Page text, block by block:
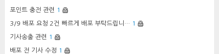
포인트 충전 관련 1
3/9 배포 요청 2건 빠르게 배포 부탁드립니… 1
기사송출 관련 1
배포 전 기사 수정 1